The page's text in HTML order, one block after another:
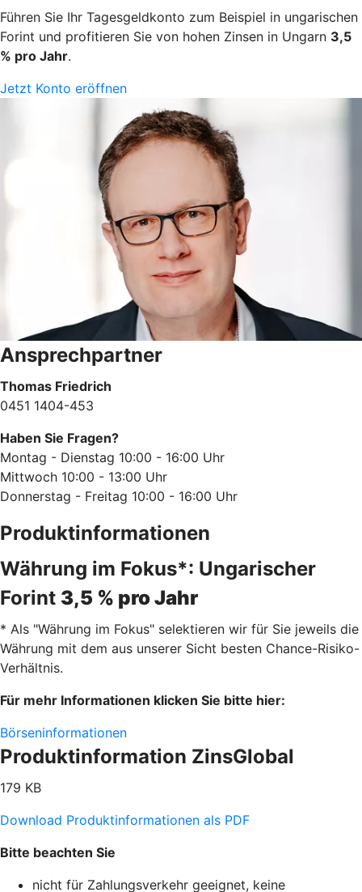
Führen Sie Ihr Tagesgeldkonto zum Beispiel in ungarischen
Forint und profitieren Sie von hohen Zinsen in Ungarn 3,5
% pro Jahr.
Jetzt Konto eröffnen
Ansprechpartner
Thomas Friedrich
0451 1404-453
Haben Sie Fragen?
Montag - Dienstag 10:00 - 16:00 Uhr
Mittwoch 10:00 - 13:00 Uhr
Donnerstag - Freitag 10:00 - 16:00 Uhr
Produktinformationen
Währung im Fokus*: Ungarischer
Forint 3,5 % pro Jahr
* Als "Währung im Fokus" selektieren wir für Sie jeweils die
Währung mit dem aus unserer Sicht besten Chance-Risiko-
Verhältnis.
Für mehr Informationen klicken Sie bitte hier:
Börseninformationen
Produktinformation ZinsGlobal
179 KB
Download Produktinformationen als PDF
Bitte beachten Sie
nicht für Zahlungsverkehr geeignet, keine